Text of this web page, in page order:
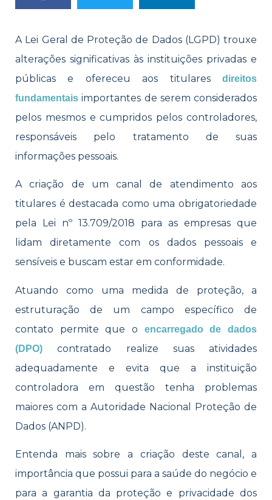
A Lei Geral de Proteção de Dados (LGPD) trouxe
alterações significativas às instituições privadas e
públicas e ofereceu aos titulares direitos
fundamentais importantes de serem considerados
pelos mesmos e cumpridos pelos controladores,
responsáveis pelo tratamento de suas
informações pessoais.
A criação de um canal de atendimento aos
titulares é destacada como uma obrigatoriedade
pela Lei nº 13.709/2018 para as empresas que
lidam diretamente com os dados pessoais e
sensíveis e buscam estar em conformidade.
Atuando como uma medida de proteção, a
estruturação de um campo específico de
contato permite que o encarregado de dados
(DPO) contratado realize suas atividades
adequadamente e evita que a instituição
controladora em questão tenha problemas
maiores com a Autoridade Nacional
Proteção de
Dados (ANPD).
Entenda mais sobre a criação deste canal, a
importância que possui para a saúde do negócio e
para a garantia da proteção e privacidade dos